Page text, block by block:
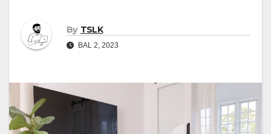
By TSLK
BAL 2, 2023